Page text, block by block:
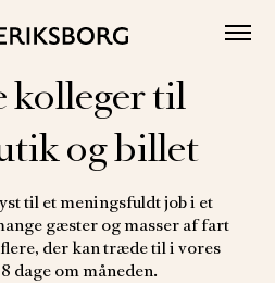
kolleger til
og billet
til et meningsfuldt job i et
gæster og masser af fart
der kan træde til i vores
dage om måneden.